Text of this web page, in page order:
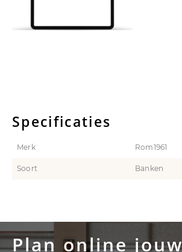
Specificaties
Merk Rom1961
Soort Banken
Plan online